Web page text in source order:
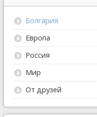
Болгария
Европа
Россия
Мир
От друзей